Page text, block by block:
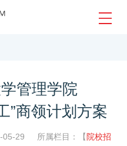
管理学院
”商领计划方案
05-29 所属栏目：【 院校招